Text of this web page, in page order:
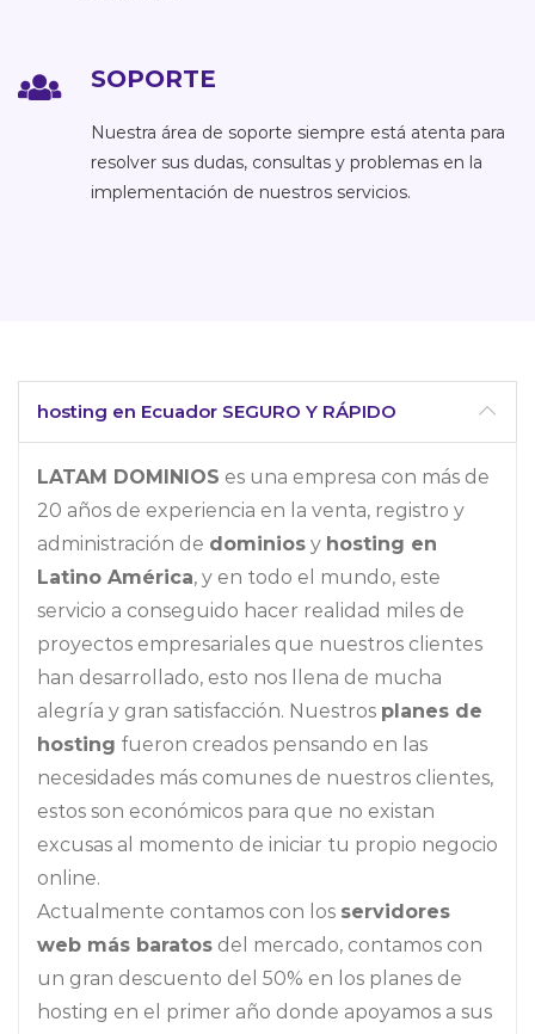
SOPORTE
Nuestra área de soporte siempre está atenta para
resolver sus dudas, consultas y problemas en la
implementación de nuestros servicios.
hosting en Ecuador SEGURO Y RÁPIDO
LATAM DOMINIOS es una empresa con más de
20 años de experiencia en la venta, registro y
administración de dominios y hosting en
Latino América, y en todo el mundo, este
servicio a conseguido hacer realidad miles de
proyectos empresariales que nuestros clientes
han desarrollado, esto nos llena de mucha
alegría y gran satisfacción. Nuestros planes de
hosting fueron creados pensando en las
necesidades más comunes de nuestros clientes,
estos son económicos para que no existan
excusas al momento de iniciar tu propio negocio
online.
Actualmente contamos con los servidores
web más baratos del mercado, contamos con
un gran descuento del 50% en los planes de
hosting en el primer año donde apoyamos a sus